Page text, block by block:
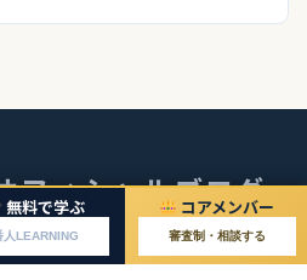
無料で学ぶ
人LEARNING
コアメンバー
審査制・相談する
フィシャルブログ
オフィシャルブログ